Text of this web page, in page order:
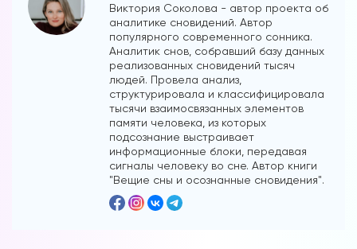
Виктория Соколова - автор проекта об
аналитике сновидений. Автор
популярного современного сонника.
Аналитик снов, собравший базу данных
реализованных сновидений тысяч
людей. Провела анализ,
структурировала и классифицировала
тысячи взаимосвязанных элементов
памяти человека, из которых
подсознание выстраивает
информационные блоки, передавая
сигналы человеку во сне. Автор книги
"Вещие сны и осознанные сновидения".